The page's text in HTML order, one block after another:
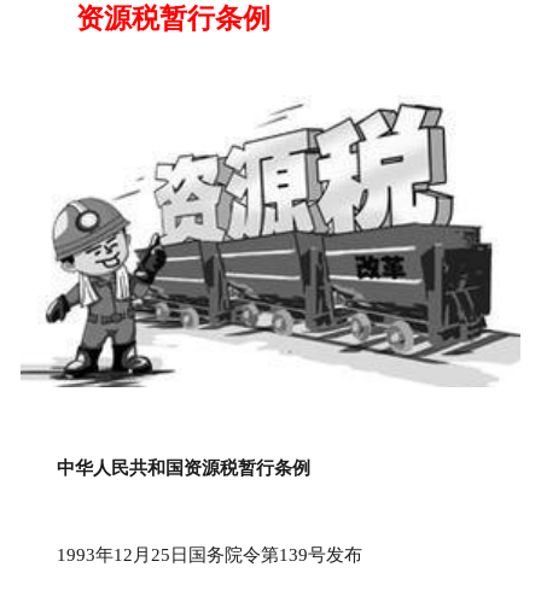
资源税暂行条例
中华人民共和国资源税暂行条例
1993年12月25日国务院令第139号发布